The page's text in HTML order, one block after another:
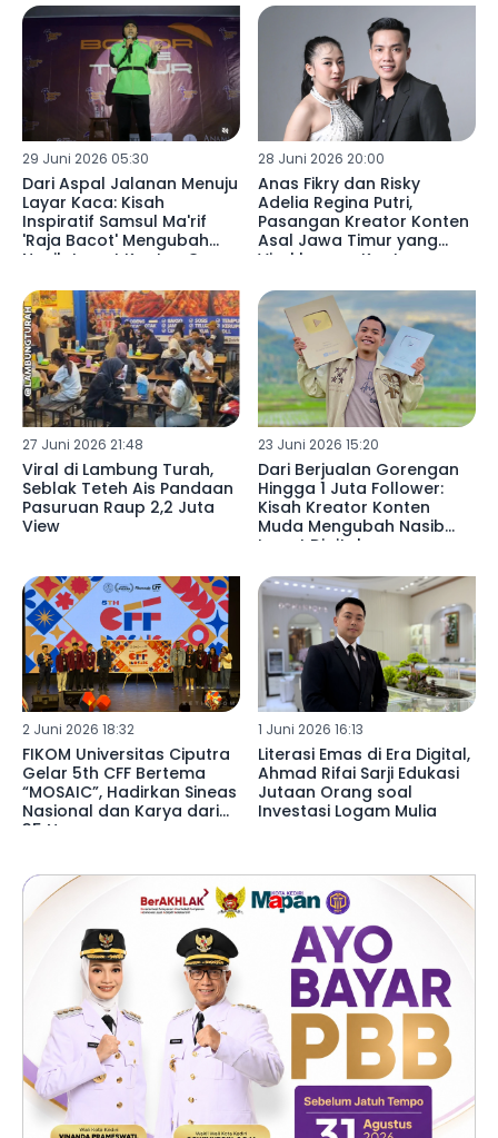
29 Juni 2026 05:30
Dari Aspal Jalanan Menuju
Layar Kaca: Kisah
Inspiratif Samsul Ma'rif
'Raja Bacot' Mengubah
Nasib Lewat Konten Game
28 Juni 2026 20:00
Anas Fikry dan Risky
Adelia Regina Putri,
Pasangan Kreator Konten
Asal Jawa Timur yang
Viral karena Konten
Aksi Sosial Nyata
27 Juni 2026 21:48
Viral di Lambung Turah,
Seblak Teteh Ais Pandaan
Pasuruan Raup 2,2 Juta
View
23 Juni 2026 15:20
Dari Berjualan Gorengan
Hingga 1 Juta Follower:
Kisah Kreator Konten
Muda Mengubah Nasib
Lewat Digital
2 Juni 2026 18:32
FIKOM Universitas Ciputra
Gelar 5th CFF Bertema
“MOSAIC”, Hadirkan Sineas
Nasional dan Karya dari
35 Negara
1 Juni 2026 16:13
Literasi Emas di Era Digital,
Ahmad Rifai Sarji Edukasi
Jutaan Orang soal
Investasi Logam Mulia